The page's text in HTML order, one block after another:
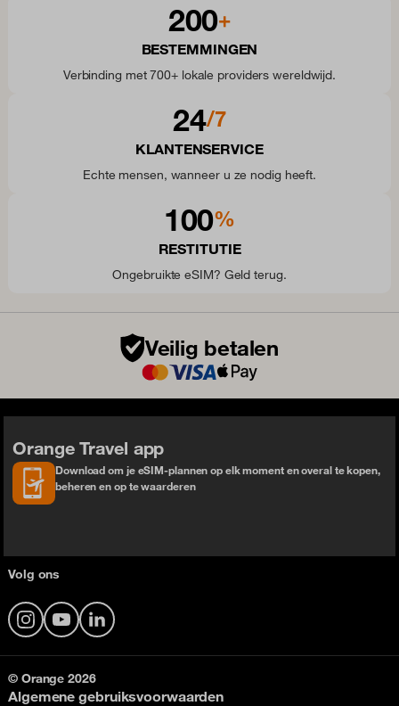
200+
BESTEMMINGEN
Verbinding met 700+ lokale providers wereldwijd.
24/7
KLANTENSERVICE
Echte mensen, wanneer u ze nodig heeft.
100%
RESTITUTIE
Ongebruikte eSIM? Geld terug.
Veilig betalen
Orange Travel app
Download om je eSIM-plannen op elk moment en overal te kopen,
beheren en op te waarderen
Volg ons
InstagramYouTubeLinkedIn
© Orange 2026
Algemene gebruiksvoorwaarden